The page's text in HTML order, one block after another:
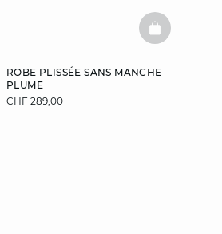
ROBE PLISSÉE SANS MANCHE
PLUME
CHF 289,00
BASKETFULL